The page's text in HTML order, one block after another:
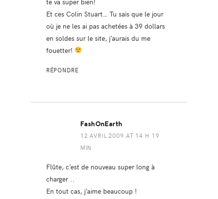
Et ces Colin Stuart… Tu sais que le jour
où je ne les ai pas achetées à 39 dollars
en soldes sur le site, j’aurais du me
fouetter!
RÉPONDRE
FashOnEarth
12 AVRIL 2009 AT 14 H 19
MIN
Flûte, c’est de nouveau super long à
charger ..
En tout cas, j’aime beaucoup !